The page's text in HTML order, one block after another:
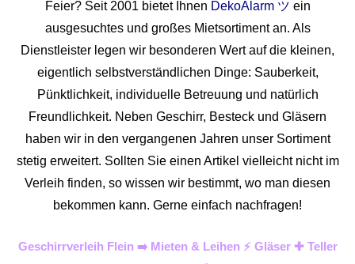
Feier? Seit 2001 bietet Ihnen DekoAlarm ツ ein
ausgesuchtes und großes Mietsortiment an. Als
Dienstleister legen wir besonderen Wert auf die kleinen,
eigentlich selbstverständlichen Dinge: Sauberkeit,
Pünktlichkeit, individuelle Betreuung und natürlich
Freundlichkeit. Neben Geschirr, Besteck und Gläsern
haben wir in den vergangenen Jahren unser Sortiment
stetig erweitert. Sollten Sie einen Artikel vielleicht nicht im
Verleih finden, so wissen wir bestimmt, wo man diesen
bekommen kann. Gerne einfach nachfragen!
Geschirrverleih Flein ➡️ Mieten & Leihen ⚡ Gläser ✚ Teller